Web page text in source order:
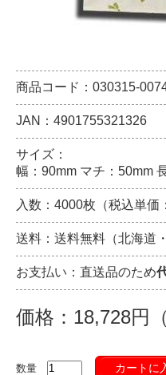
商品コード：030315-
JAN：4901755321326
サイズ：
幅：90mm マチ：50mm
入数：4000枚（税込単価
送料：送料無料（北海道
お支払い：直送品のため
価格：18,728円
数量 カートに